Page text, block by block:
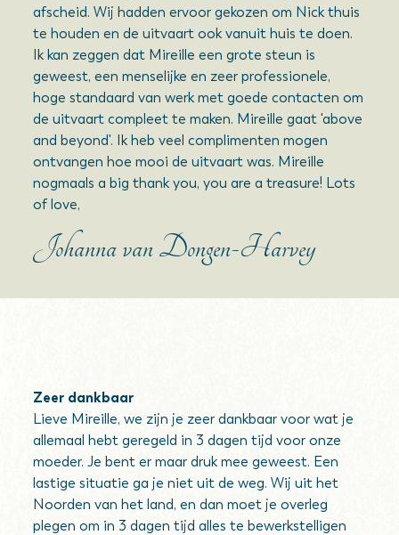
afscheid. Wij hadden ervoor gekozen om Nick thuis
te houden en de uitvaart ook vanuit huis te doen.
Ik kan zeggen dat Mireille een grote steun is
geweest, een menselijke en zeer professionele,
hoge standaard van werk met goede contacten om
de uitvaart compleet te maken. Mireille gaat 'above
and beyond'. Ik heb veel complimenten mogen
ontvangen hoe mooi de uitvaart was. Mireille
nogmaals a big thank you, you are a treasure! Lots
of love,
Johanna van Dongen-Harvey
Zeer dankbaar
Lieve Mireille, we zijn je zeer dankbaar voor wat je
allemaal hebt geregeld in 3 dagen tijd voor onze
moeder. Je bent er maar druk mee geweest. Een
lastige situatie ga je niet uit de weg. Wij uit het
Noorden van het land, en dan moet je overleg
plegen om in 3 dagen tijd alles te bewerkstelligen